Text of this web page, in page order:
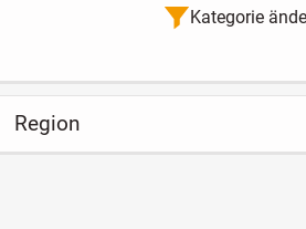
Kategorie
Region